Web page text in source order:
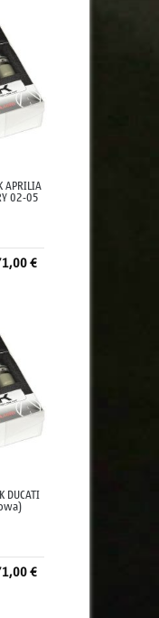
APRILIA
02-05
€
DUCATI
€